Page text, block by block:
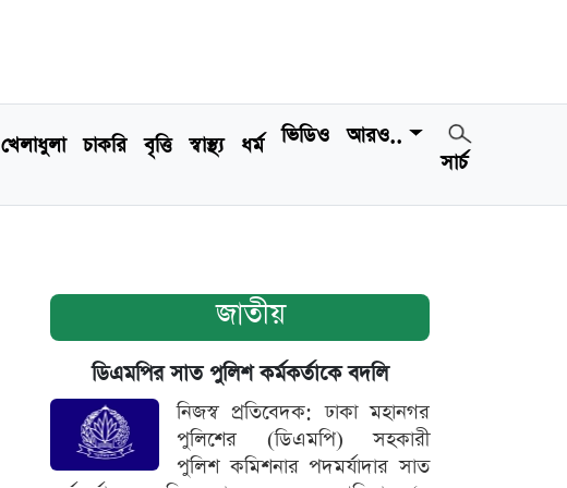
খেলাধুলা চাকরি বৃত্তি স্বাস্থ্য ধর্ম ভিডিও
আরও..
সার্চ
জাতীয়
ডিএমপির সাত পুলিশ কর্মকর্তাকে বদলি
নিজস্ব প্রতিবেদক: ঢাকা মহানগর
পুলিশের (ডিএমপি) সহকারী
পুলিশ কমিশনার পদমর্যাদার সাত